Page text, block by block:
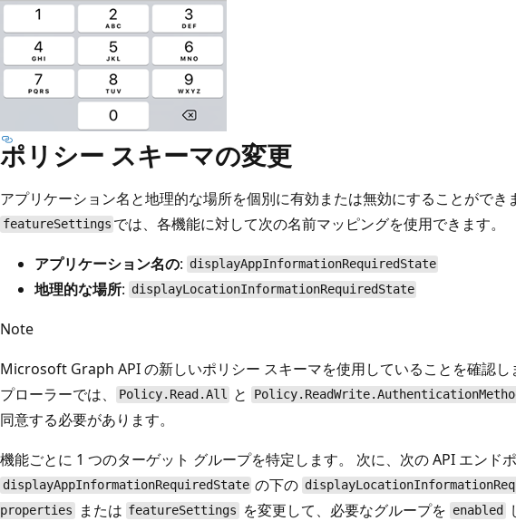
ポリシー スキーマの変更
アプリケーション名と地理的な場所を個別に有効または無効にすることができ
featureSettings では、各機能に対して次の名前マッピングを使用できます。
アプリケーション名の: displayAppInformationRequiredState
地理的な場所: displayLocationInformationRequiredState
Note
Microsoft Graph API の新しいポリシー スキーマを使用していることを確認し
プローラーでは、
Policy.Read.All と
同意する必要があります。
機能ごとに 1 つのターゲット グループを特定します。 次に、次の API エンドポ
displayAppInformationRequiredState の下の
properties
または featureSettings を変更して、必要なグループを enabled